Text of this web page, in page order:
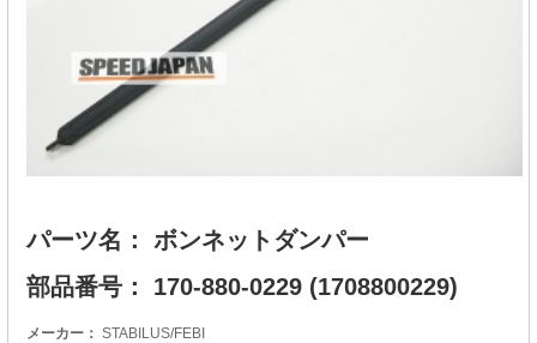
パーツ名： ボンネットダンパー
部品番号： 170-880-0229 (1708800229)
メーカー： STABILUS/FEBI